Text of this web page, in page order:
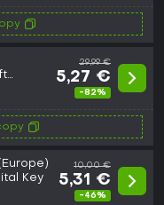
29,99 €
5,27 €
-82%
Key
10,00 €
5,31 €
-46%